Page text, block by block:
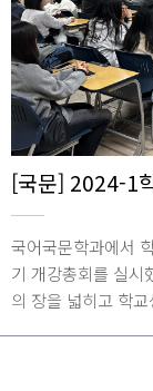
[국문] 2024-1
국어국문학과에서
기 개강총회를 실시
의 장을 넓히고 학